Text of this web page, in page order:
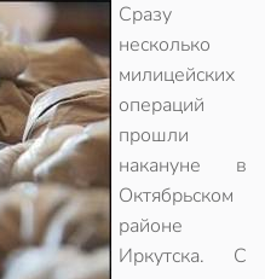
Сразу
несколько
милицейских
операций
прошли
накануне в
Октябрьском
районе
Иркутска. С